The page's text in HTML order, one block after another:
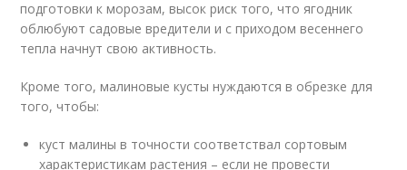
подготовки к морозам, высок риск того, что ягодник
облюбуют садовые вредители и с приходом весеннего
тепла начнут свою активность.
Кроме того, малиновые кусты нуждаются в обрезке для
того, чтобы:
куст малины в точности соответствал сортовым
характеристикам растения – если не провести